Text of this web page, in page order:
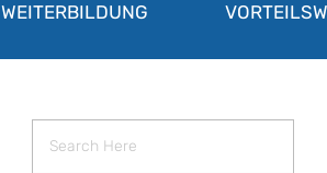
WEITERBILDUNG